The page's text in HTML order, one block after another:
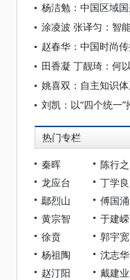
热门专栏
秦晖 陈行之
龙应台
丁学良
鄢烈山
傅国涌
黄宗智
于建嵘
徐贲
郭宇宽
杨祖陶
沈志华
赵汀阳
戴建业